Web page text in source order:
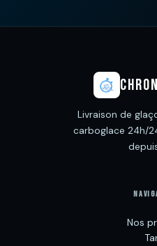
Livraison de
carboglace 24h/
Nos